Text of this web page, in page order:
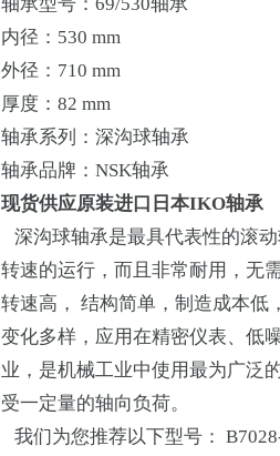
内径：530 mm
外径：710 mm
厚度：82 mm
轴承系列：深沟球轴承
轴承品牌：NSK轴承
现货供应原装进口 日本IKO轴承
深沟球轴承是最具代表性的滚
转速的运行，而且非常耐用，无
转速高， 结构简单，制造成本低
变化多样，应用在精密仪表、低
业，是机械工业中使用最为广泛
受一定量的轴向负荷。
我们为您推荐以下型号：